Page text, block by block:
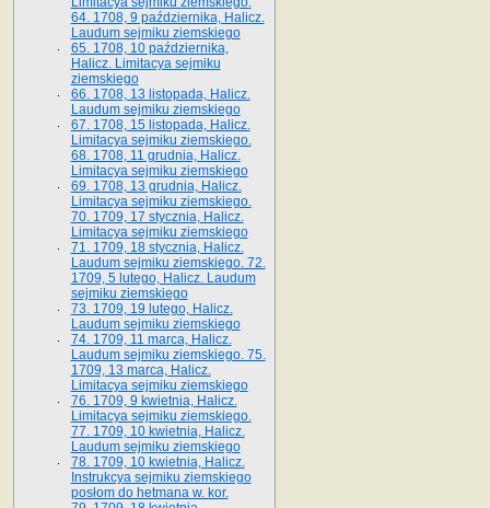
64. 1708, 9 października, Halicz.
Laudum sejmiku ziemskiego
65­. 1708, 10 października,
Halicz. Limitacya sejmiku
ziemskiego
66. 1708, 13 listopada, Halicz.
Laudum sejmiku ziemskiego
67. 1708, 15 listopada, Halicz.
Limitacya sejmiku ziemskiego.
68. 1708, 11 grudnia, Halicz.
Limitacya sejmiku ziemskiego
69. 1708, 13 grudnia, Halicz.
Limitacya sejmiku ziemskiego.
70. 1709, 17 stycznia, Halicz.
Limitacya sejmiku ziemskiego
71. 1709, 18 stycznia, Halicz.
Laudum sejmiku ziemskiego. 72.
1709, 5 lutego, Halicz. Laudum
sejmiku ziemskiego
73. 1709, 19 lutego, Halicz.
Laudum sejmiku ziemskiego
74. 1709, 11 marca, Halicz.
Laudum sejmiku ziemskiego. 75.
1709, 13 marca, Halicz.
Limitacya sejmiku ziemskiego
76. 1709, 9 kwietnia, Halicz.
Limitacya sejmiku ziemskiego.
77. 1709, 10 kwietnia, Halicz.
Laudum sejmiku ziemskiego
78. 1709, 10 kwietnia, Halicz.
Instrukcya sejmiku ziemskiego
posłom do hetmana w. kor.